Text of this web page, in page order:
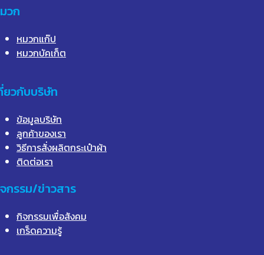
วก
หมวกแก๊ป
หมวกบัคเก็ต
ยวกับบริษัท
ข้อมูลบริษัท
ลูกค้าของเรา
วิธีการสั่งผลิตกระเป๋าผ้า
ติดต่อเรา
กรรม/ข่าวสาร
กิจกรรมเพื่อสังคม
เกร็ดความรู้